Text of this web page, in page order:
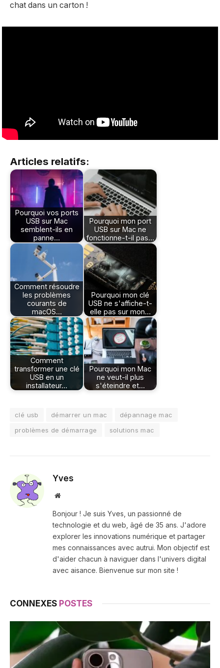
chat dans un carton !
Articles relatifs:
Pourquoi vos ports
USB sur Mac
semblent-ils en
panne…
Pourquoi mon port
USB sur Mac ne
fonctionne-t-il pas…
Comment résoudre
les problèmes
courants de
macOS…
Pourquoi mon clé
USB ne s'affiche-t-
elle pas sur mon…
Comment
transformer une clé
USB en un
installateur…
Pourquoi mon Mac
ne veut-il plus
s'éteindre et…
clé usb démarrer un mac
dépannage mac
problèmes de démarrage
solutions mac
Yves
Site
Bonjour ! Je suis Yves, un passionné de
technologie et du web, âgé de 35 ans. J'adore
explorer les innovations numérique et partager
mes connaissances avec autrui. Mon objectif est
d'aider chacun à naviguer dans l'univers digital
avec aisance. Bienvenue sur mon site !
CONNEXES POSTES